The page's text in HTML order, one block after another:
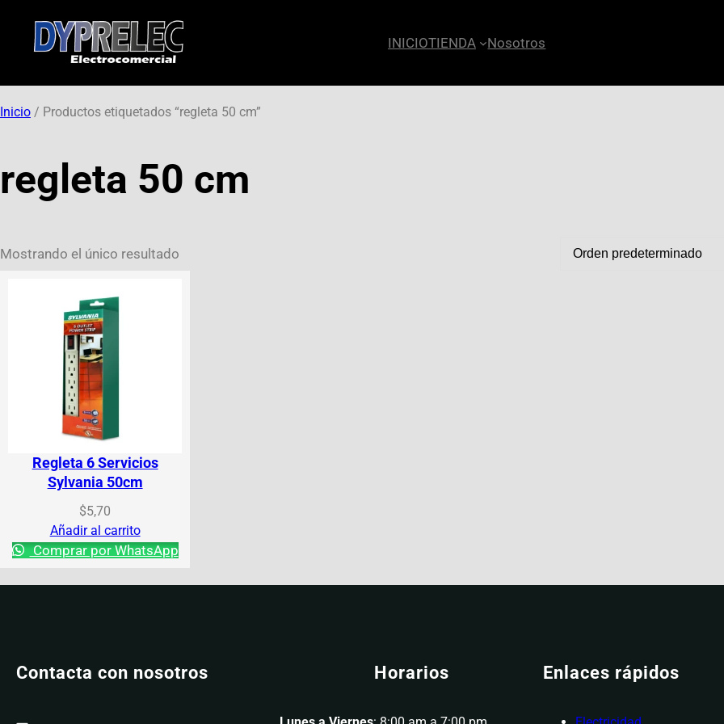
INICIOTIENDA Nosotros
Inicio / Productos etiquetados “regleta 50 cm”
regleta 50 cm
Mostrando el único resultado
Regleta 6 Servicios
Sylvania 50cm
$5,70
Añadir al carrito
Comprar por WhatsApp
Contacta con nosotros Horarios Enlaces rápidos